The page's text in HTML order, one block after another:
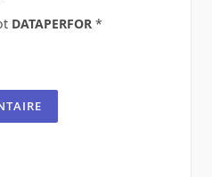
DATAPERFOR *